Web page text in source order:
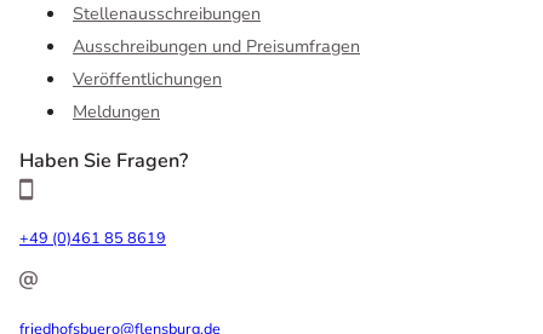
Stellenausschreibungen
Ausschreibungen und Preisumfragen
Veröffentlichungen
Meldungen
Haben Sie Fragen?
+49 (0)461 85 8619
friedhofsbuero@flensburg.de